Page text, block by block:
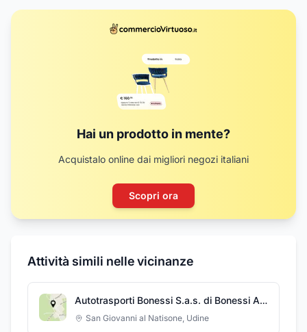
Hai un prodotto in mente?
Acquistalo online dai migliori negozi italiani
Scopri ora
Attività simili nelle vicinanze
Autotrasporti Bonessi S.a.s. di Bonessi Andrea & C.
San Giovanni al Natisone, Udine